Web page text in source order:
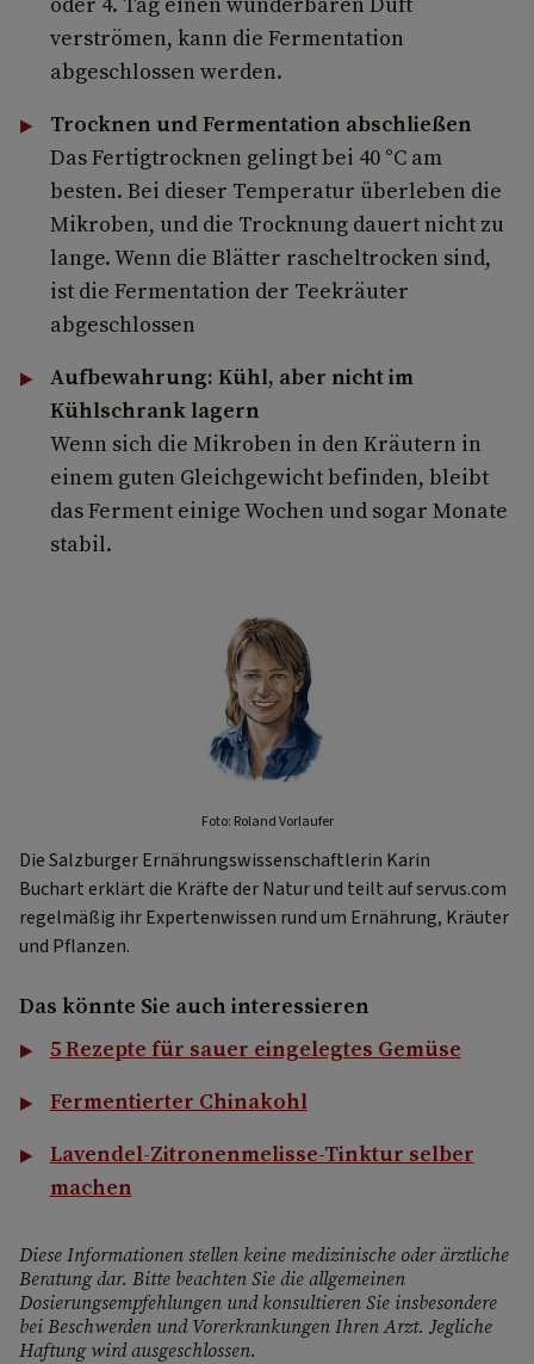
verströmen, kann die Fermentation
abgeschlossen werden.
Trocknen und Fermentation abschließen
Das Fertigtrocknen gelingt bei 40 °C am
besten. Bei dieser Temperatur überleben die
Mikroben, und die Trocknung dauert nicht zu
lange. Wenn die Blätter rascheltrocken sind,
ist die Fermentation der Teekräuter
abgeschlossen
Aufbewahrung: Kühl, aber nicht im
Kühlschrank lagern
Wenn sich die Mikroben in den Kräutern in
einem guten Gleichgewicht befinden, bleibt
das Ferment einige Wochen und sogar Monate
stabil.
Foto: Roland Vorlaufer
Die Salzburger Ernährungswissenschaftlerin Karin
Buchart erklärt die Kräfte der Natur und teilt auf servus.com
regelmäßig ihr Expertenwissen rund um Ernährung, Kräuter
und Pflanzen.
Das könnte Sie auch interessieren
5 Rezepte für sauer eingelegtes Gemüse
Fermentierter Chinakohl
Lavendel-Zitronenmelisse-Tinktur selber
machen
Diese Informationen stellen keine medizinische oder ärztliche
Beratung dar. Bitte beachten Sie die allgemeinen
Dosierungsempfehlungen und konsultieren Sie insbesondere
bei Beschwerden und Vorerkrankungen Ihren Arzt. Jegliche
Haftung wird ausgeschlossen.